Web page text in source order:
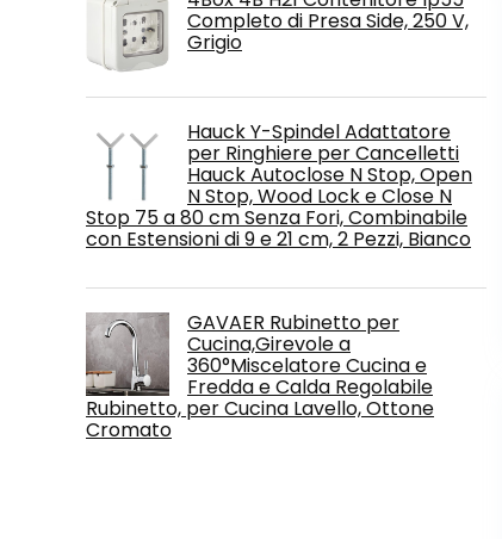
Completo di Presa Side, 250 V,
Grigio
Hauck Y-Spindel Adattatore
per Ringhiere per Cancelletti
Hauck Autoclose N Stop, Open
N Stop, Wood Lock e Close N
Stop 75 a 80 cm Senza Fori, Combinabile
con Estensioni di 9 e 21 cm, 2 Pezzi, Bianco
GAVAER Rubinetto per
Cucina,Girevole a
360°Miscelatore Cucina e
Fredda e Calda Regolabile
Rubinetto, per Cucina Lavello, Ottone
Cromato